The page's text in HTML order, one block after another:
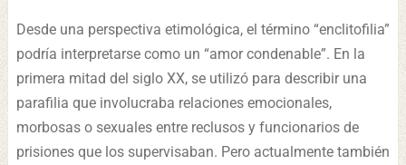
Desde una perspectiva etimológica, el término “enclitofilia”
podría interpretarse como un “amor condenable”. En la
primera mitad del siglo XX, se utilizó para describir una
parafilia que involucraba relaciones emocionales,
morbosas o sexuales entre reclusos y funcionarios de
prisiones que los supervisaban. Pero actualmente también